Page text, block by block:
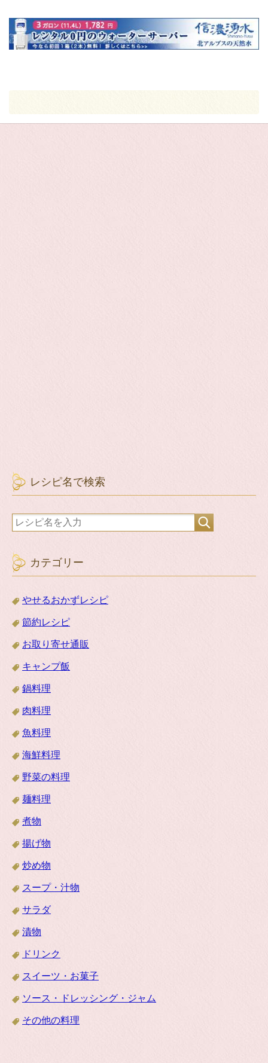
レシピ名で検索
カテゴリー
やせるおかずレシピ
節約レシピ
お取り寄せ通販
キャンプ飯
鍋料理
肉料理
魚料理
海鮮料理
野菜の料理
麺料理
煮物
揚げ物
炒め物
スープ・汁物
サラダ
漬物
ドリンク
スイーツ・お菓子
ソース・ドレッシング・ジャム
その他の料理